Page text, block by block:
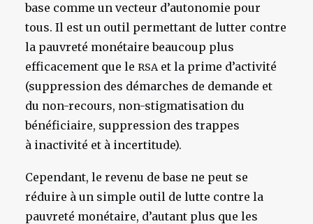
base comme un vecteur d’autonomie pour
tous. Il est un outil permettant de lutter contre
la pauvreté monétaire beaucoup plus
efficacement que le RSAet la prime d’activité
(suppression des démarches de demande et
du non-recours, non-stigmatisation du
bénéficiaire, suppression des trappes
à inactivité et à incertitude).
Cependant, le revenu de base ne peut se
réduire à un simple outil de lutte contre la
pauvreté monétaire, d’autant plus que les